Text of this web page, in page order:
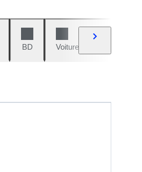
BD Voitures et motos